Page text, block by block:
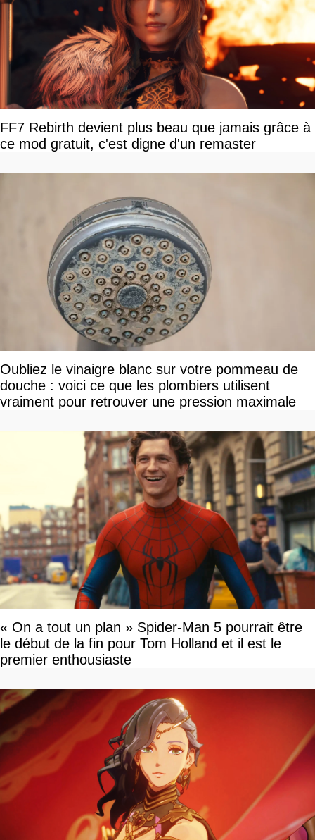
FF7 Rebirth devient plus beau que jamais grâce à
ce mod gratuit, c'est digne d'un remaster
Oubliez le vinaigre blanc sur votre pommeau de
douche : voici ce que les plombiers utilisent
vraiment pour retrouver une pression maximale
« On a tout un plan » Spider-Man 5 pourrait être
le début de la fin pour Tom Holland et il est le
premier enthousiaste